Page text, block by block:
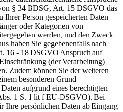
§ 34 BDSG, Art. 15 DSGVO das
Person gespeicherten Daten
oder Kategorien von
werden, und den Zweck
haben Sie gegebenenfalls nach
16 - 18 DSGVO Anspruch auf
(der Verarbeitung)
Zudem können Sie der weiteren
besonderen Grund
aufgrund eines berechtigten
1 S. 1 lit f EU-DSGVO). Bei
Ihre persönlichen Daten ab Eingang